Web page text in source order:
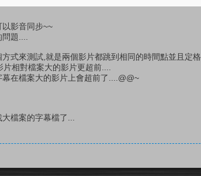
影音同步~~
題....
式來測試,就是兩個影片都跳到相同的時間點並且定格
相對檔案大的影片更超前....
在檔案大的影片上會超前了....@@~
檔案的字幕檔了...